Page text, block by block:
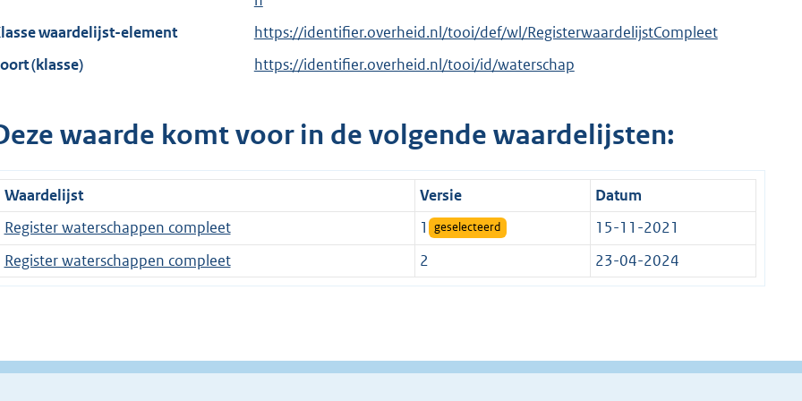
waardelijst-element
https://identifier.overheid.nl/tooi/def/wl/RegisterwaardelijstCompleet
(klasse)
https://identifier.overheid.nl/tooi/id/waterschap
waarde komt voor in de volgende waardelijsten:
Waardelijst Versie
Datum
Register waterschappen compleet
1 geselecteerd
15-11-2021
Register waterschappen compleet
2 23-04-2024